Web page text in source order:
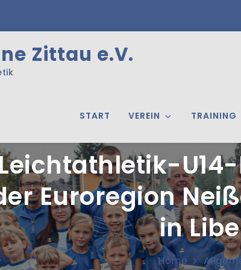
Zittau e.V.
START VEREIN TRAINING
Euroregion
in
Home